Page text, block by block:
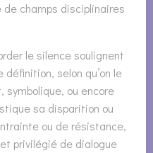
de champs disciplinaires
le silence soulignent
définition, selon qu’on le
symbolique, ou encore
sa disparition ou
ou de résistance,
privilégié de dialogue